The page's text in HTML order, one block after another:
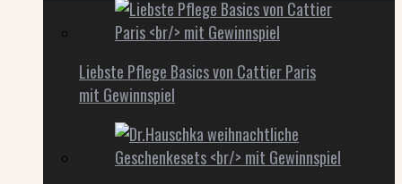
Liebste Pflege Basics von Cattier Paris
mit Gewinnspiel